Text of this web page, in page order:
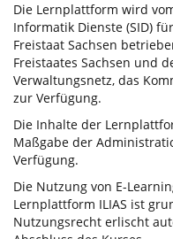
Die Lernplattform wird
Informatik Dienste (SID)
Freistaat Sachsen
Freistaates Sachsen und
Verwaltungsnetz, das
zur Verfügung.
Die Inhalte der
Maßgabe der
Verfügung.
Die Nutzung von E-
Lernplattform ILIAS ist
Nutzungsrecht erlischt